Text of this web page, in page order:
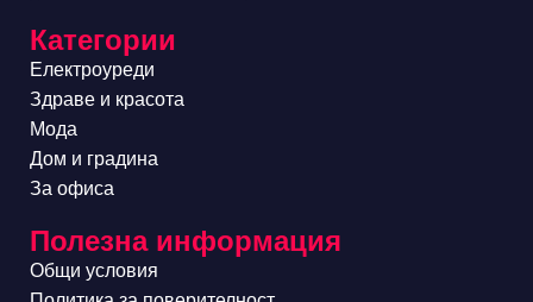
Категории
Електроуреди
Здраве и красота
Мода
Дом и градина
За офиса
Полезна информация
Общи условия